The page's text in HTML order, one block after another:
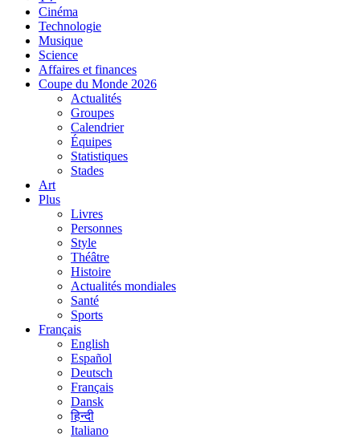
Cinéma
Technologie
Musique
Science
Affaires et finances
Coupe du Monde 2026
Actualités
Groupes
Calendrier
Équipes
Statistiques
Stades
Art
Plus
Livres
Personnes
Style
Théâtre
Histoire
Actualités mondiales
Santé
Sports
Français
English
Español
Deutsch
Français
Dansk
हिन्दी
Italiano